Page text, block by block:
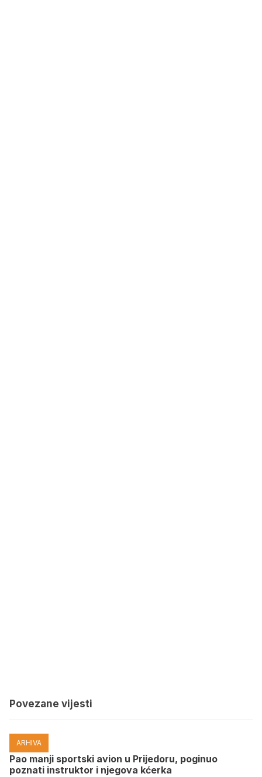
Povezane vijesti
ARHIVA
Pao manji sportski avion u Prijedoru, poginuo
poznati instruktor i njegova kćerka